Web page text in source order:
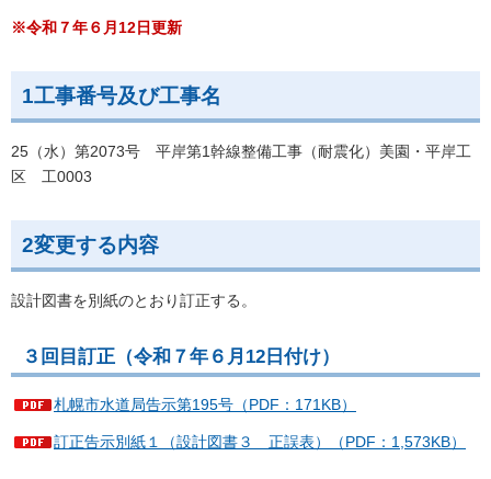
※令和７年６月12日更新
1工事番号及び工事名
25（水）第2073号 平岸第1幹線整備工事（耐震化）美園・平岸工
区 工0003
2変更する内容
設計図書を別紙のとおり訂正する。
３回目訂正（令和７年６月12日付け）
札幌市水道局告示第195号（PDF：171KB）
訂正告示別紙１（設計図書３ 正誤表）（PDF：1,573KB）